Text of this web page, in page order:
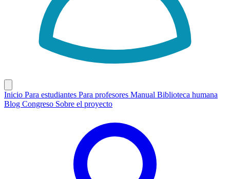
Inicio Para estudiantes Para profesores Manual Biblioteca humana
Blog Congreso Sobre el proyecto